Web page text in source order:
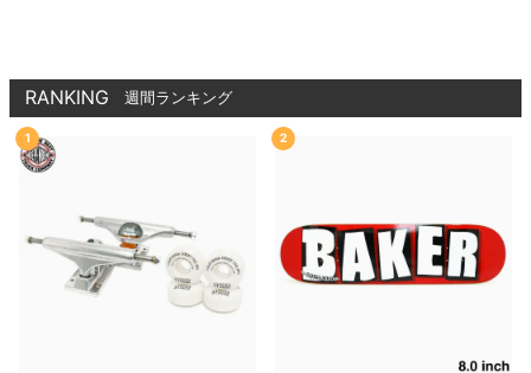
RANKING 週間ランキング
1 2